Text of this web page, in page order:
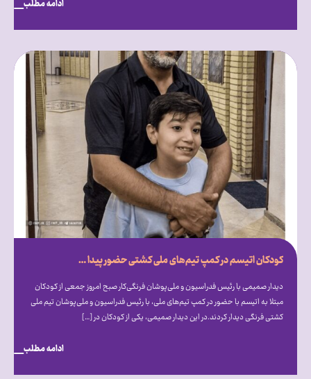
ادامه مطلب
کودکان اتیسم در کمپ تیم‌های ملی کشتی حضور پیدا کردند
دیدار صمیمی با رئیس فدراسیون و ملی‌پوشان فرنگی‌کار صبح امروز جمعی از کودکان
مبتلا به اتیسم با حضور در کمپ تیم‌های ملی، با رئیس فدراسیون و ملی‌پوشان تیم ملی
کشتی فرنگی دیدار کردند.در این دیدار صمیمی، یکی از کودکان در […]
ادامه مطلب